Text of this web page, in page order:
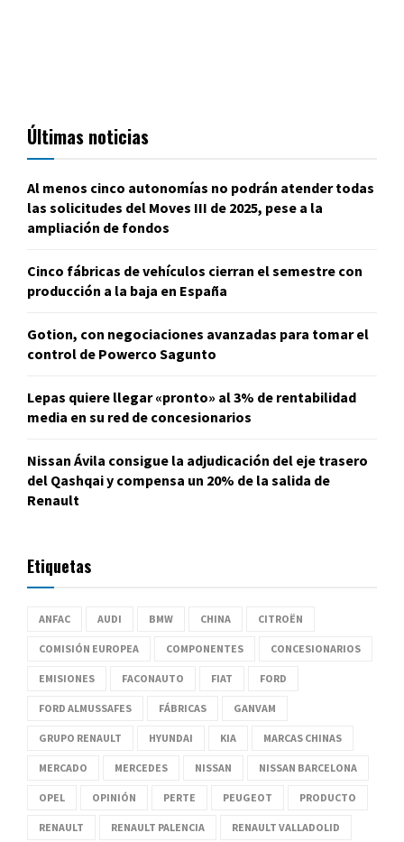
Últimas noticias
Al menos cinco autonomías no podrán atender todas
las solicitudes del Moves III de 2025, pese a la
ampliación de fondos
Cinco fábricas de vehículos cierran el semestre con
producción a la baja en España
Gotion, con negociaciones avanzadas para tomar el
control de Powerco Sagunto
Lepas quiere llegar «pronto» al 3% de rentabilidad
media en su red de concesionarios
Nissan Ávila consigue la adjudicación del eje trasero
del Qashqai y compensa un 20% de la salida de
Renault
Etiquetas
ANFAC AUDI BMW CHINA CITROËN
COMISIÓN EUROPEA COMPONENTES CONCESIONARIOS
EMISIONES FACONAUTO FIAT FORD
FORD ALMUSSAFES FÁBRICAS GANVAM
GRUPO RENAULT HYUNDAI KIA MARCAS CHINAS
MERCADO MERCEDES NISSAN NISSAN BARCELONA
OPEL OPINIÓN PERTE PEUGEOT PRODUCTO
RENAULT RENAULT PALENCIA RENAULT VALLADOLID